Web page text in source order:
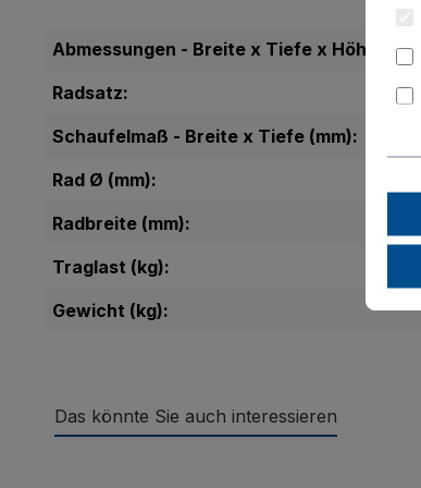
Abmessungen - Breite x Tiefe x Höhe (mm):
Radsatz:
Schaufelmaß - Breite x Tiefe (mm):
Rad Ø (mm):
Radbreite (mm):
Traglast (kg):
Gewicht (kg):
Das könnte Sie auch interessieren